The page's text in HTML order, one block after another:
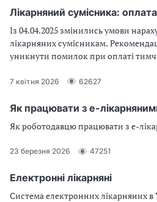
Лікарняний сумісника:
Із 04.04.2025 змінились умови
лікарняних сумісникам.
уникнути помилок при оплаті
7 квітня 2026 62627
Як працювати з е-
Як роботодавцю працювати з е-
23 березня 2026 47251
Електронні лікарняні
Система електронних лікарняних в